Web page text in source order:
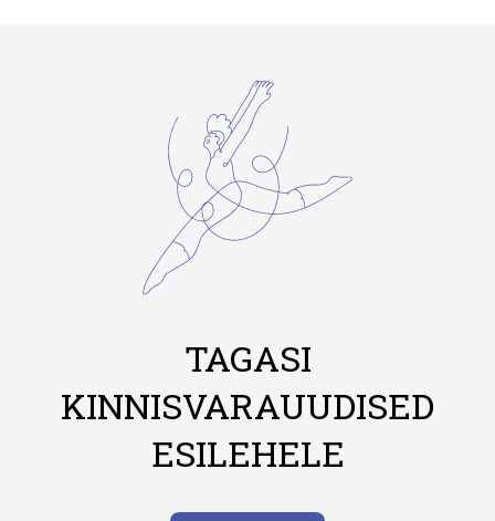
TAGASI
KINNISVARAUUDISED
ESILEHELE